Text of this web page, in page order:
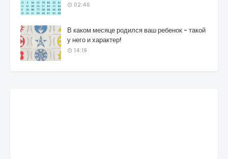
02:46
В каком месяце родился ваш ребенок - такой
у него и характер!
14:19